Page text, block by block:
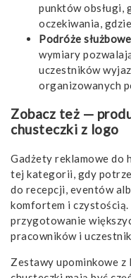
punktów obsługi,
oczekiwania,
Podróże
wymiary
uczestników
organizowanych
Zobacz też —
chusteczki z logo
Gadżety reklamowe do
tej kategorii, gdy
do recepcji, eventów
komfortem i czystością.
przygotowanie
pracowników i
Zestawy upominkowe z